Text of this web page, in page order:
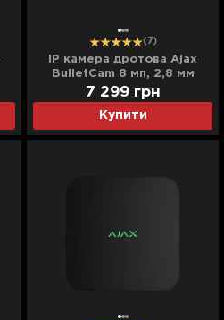
(7)
IP камера дротова Ajax
BulletCam 8 мп, 2,8 мм
(White)
Купити
7 299 грн